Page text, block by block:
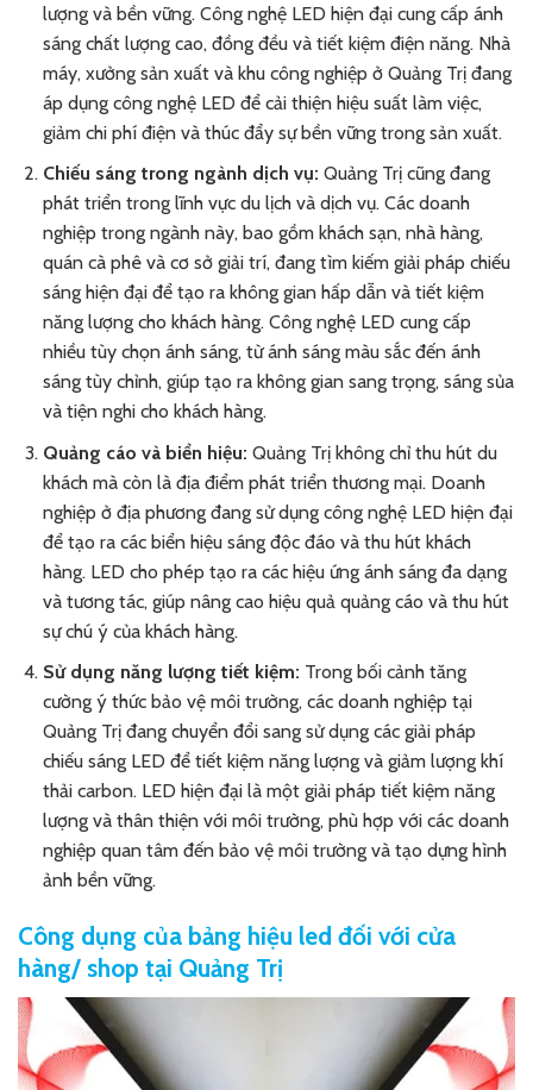
lượng và bền vững. Công nghệ LED hiện đại cung cấp ánh
sáng chất lượng cao, đồng đều và tiết kiệm điện năng. Nhà
máy, xưởng sản xuất và khu công nghiệp ở Quảng Trị đang
áp dụng công nghệ LED để cải thiện hiệu suất làm việc,
giảm chi phí điện và thúc đẩy sự bền vững trong sản xuất.
Chiếu sáng trong ngành dịch vụ: Quảng Trị cũng đang
phát triển trong lĩnh vực du lịch và dịch vụ. Các doanh
nghiệp trong ngành này, bao gồm khách sạn, nhà hàng,
quán cà phê và cơ sở giải trí, đang tìm kiếm giải pháp chiếu
sáng hiện đại để tạo ra không gian hấp dẫn và tiết kiệm
năng lượng cho khách hàng. Công nghệ LED cung cấp
nhiều tùy chọn ánh sáng, từ ánh sáng màu sắc đến ánh
sáng tùy chỉnh, giúp tạo ra không gian sang trọng, sáng sủa
và tiện nghi cho khách hàng.
Quảng cáo và biển hiệu: Quảng Trị không chỉ thu hút du
khách mà còn là địa điểm phát triển thương mại. Doanh
nghiệp ở địa phương đang sử dụng công nghệ LED hiện đại
để tạo ra các biển hiệu sáng độc đáo và thu hút khách
hàng. LED cho phép tạo ra các hiệu ứng ánh sáng đa dạng
và tương tác, giúp nâng cao hiệu quả quảng cáo và thu hút
sự chú ý của khách hàng.
Sử dụng năng lượng tiết kiệm: Trong bối cảnh tăng
cường ý thức bảo vệ môi trường, các doanh nghiệp tại
Quảng Trị đang chuyển đổi sang sử dụng các giải pháp
chiếu sáng LED để tiết kiệm năng lượng và giảm lượng khí
thải carbon. LED hiện đại là một giải pháp tiết kiệm năng
lượng và thân thiện với môi trường, phù hợp với các doanh
nghiệp quan tâm đến bảo vệ môi trường và tạo dựng hình
ảnh bền vững.
Công dụng của bảng hiệu led đối với cửa
hàng/ shop tại Quảng Trị